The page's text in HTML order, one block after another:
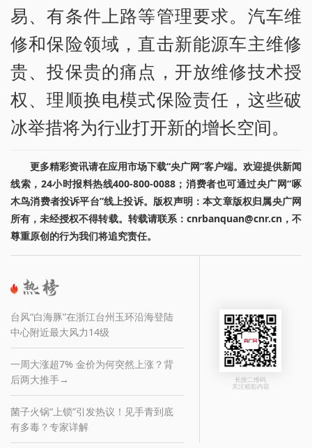
易、有条件上路等管理要求。汽车维
修和保险领域，直击新能源车主维修
贵、投保贵的痛点，开放维修技术授
权、理顺换电模式保险责任，这些破
冰举措将为行业打开新的增长空间。
更多精彩资讯请在应用市场下载“央广网”客户端。欢迎提供新闻
线索，24小时报料热线400-800-0088；消费者也可通过央广网“啄
木鸟消费者投诉平台”线上投诉。版权声明：本文章版权归属央广网
所有，未经授权不得转载。转载请联系：cnrbanquan@cnr.cn，不
尊重原创的行为我们将追究责任。
台风“白海豚”在浙江台州玉环沿海登陆
中心附近最大风力14级
一周大涨超7% 金价为何突然上涨？背
后两大推手→
菌子火锅“上锁”引发热议！见手青到底
有多毒？专家详解
长按二维码
关注精彩内容